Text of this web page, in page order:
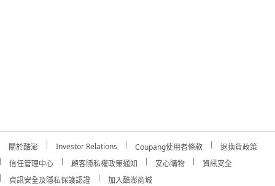
關於酷澎 Investor Relations Coupang使用者條款
退換貨政策
信任管理中心
顧客隱私權政策通知 安心購物
資訊安全
資訊安全及隱私保護認證
加入酷澎商城